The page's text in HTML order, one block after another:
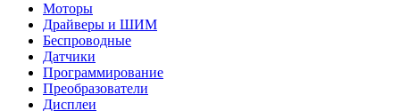
Моторы
Драйверы и ШИМ
Беспроводные
Датчики
Программирование
Преобразователи
Дисплеи